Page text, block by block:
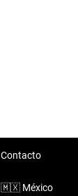
Contacto
🇲🇽 México